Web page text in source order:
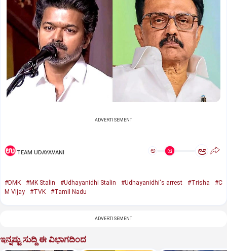
ADVERTISEMENT
TEAM UDAYAVANI ಅ ಅ
#DMK #MK Stalin #Udhayanidhi Stalin #Udhayanidhi's arrest #Trisha
#C
M Vijay
#TVK #Tamil Nadu
ADVERTISEMENT
ಇನ್ನಷ್ಟು ಸುದ್ದಿ ಈ ವಿಭಾಗದಿಂದ